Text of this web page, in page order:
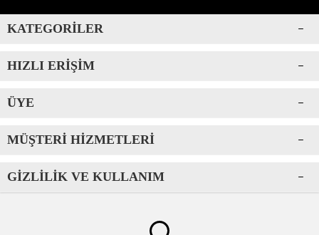
KATEGORILER
HIZLI ERIŞIM
ÜYE
MÜŞTERI HIZMETLERI
GIZLILIK VE KULLANIM